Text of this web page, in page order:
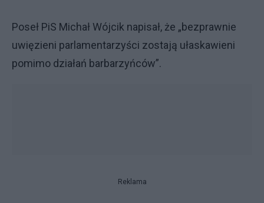
Poseł PiS Michał Wójcik napisał, że „bezprawnie
uwięzieni parlamentarzyści zostają ułaskawieni
pomimo działań barbarzyńców”.
Reklama